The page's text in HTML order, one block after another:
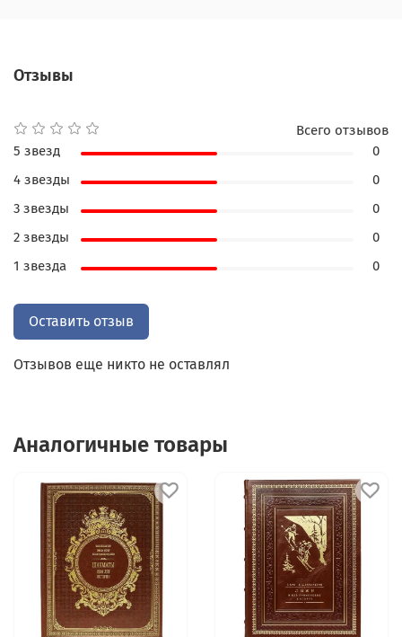
пример спортивного долголетия, участвуя в
такие спортсмены, которые оставили свой яркий
спринтом, великим броском, выигрышем с
удивительным счетом. Эти подвиги навсегда
запечатлелись в душах тех, кто их видел.
и яркие работы современных фотографов, новые
и уже исчезнувшие виды спорта, и, главное, - то,
всему миру, - ощущение особой атмосферы тех
времен и духа олимпийского движения.
Отзывы
Отзывов еще никто не оставлял
Всего отзывов
5 звезд
0
4 звезды
0
3 звезды
0
2 звезды
0
1 звезда
0
Оставить отзыв
Аналогичные товары